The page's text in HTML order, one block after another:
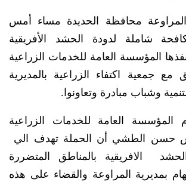
محافظة الحديدة مساء أمس
شاملة لدودة الحشد الأفريقية
المؤسسة العامة للخدمات الزراعية
مع جمعية اكتفاء الزراعية بالمديرية
وشباب مبادرة وتعاونوا.
المؤسسة العامة للخدمات الزراعية
حسن الطشي أن الحملة تهدف الي
الافريقية بالمناطق المتضررة
بمديرية المراوعة والقضاء على هذه